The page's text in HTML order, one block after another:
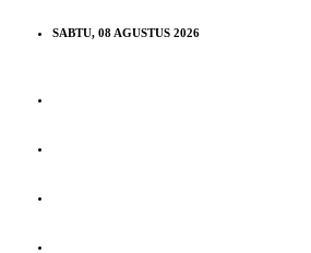
SABTU, 08 AGUSTUS 2026